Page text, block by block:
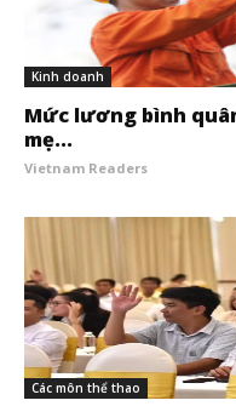
Kinh doanh
Mức lương bình
mẹ...
Vietnam Readers
Các môn thể thao